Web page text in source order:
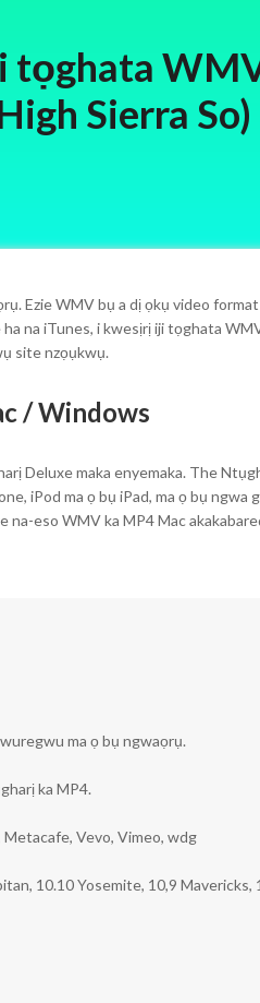
Sierra So)
Ezie WMV bụ a dị ọkụ video
na iTunes, i kwesịrị iji tọghata
site nzọụkwụ.
/ Windows
Deluxe maka enyemaka. The
iPod ma ọ bụ iPad, ma ọ bụ
na-eso WMV ka MP4 Mac
ma ọ bụ ngwaọrụ.
ka MP4.
Vevo, Vimeo, wdg
10.10 Yosemite, 10,9 Mavericks,